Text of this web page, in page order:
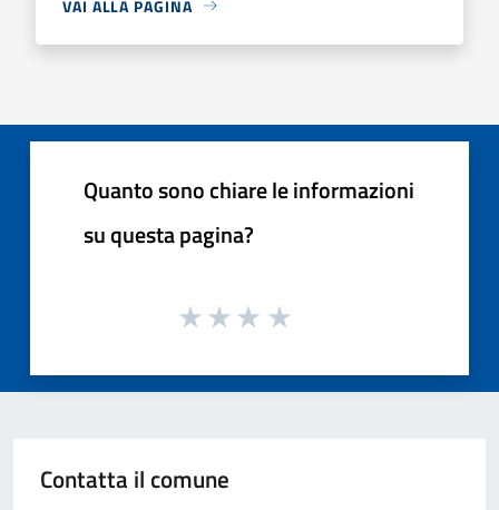
VAI ALLA PAGINA
Quanto sono chiare le informazioni
su questa pagina?
Contatta il comune